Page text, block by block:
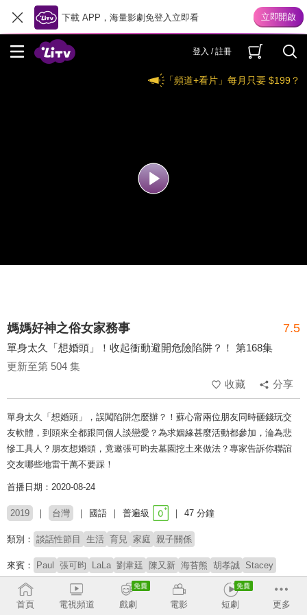
下載 APP，海量影劇免登入立即看
登入 / 註冊
「頻道+看片」每月只要 $199？
媽媽好神之俗女家務事 7.5
單身太久「想婚頭」！收起衝動避開危險陷阱？！ 第168集
更新至第 504 集
收藏
分享
單身太久「想婚頭」，誤闖陷阱怎麼辦？！蘇心甯兩位朋友同時砸錢玩交
友軟體，到頭來全都跟同個人談戀愛？為求姻緣甚麼活動都參加，淪為悲
慘工具人？朋友想婚頭，竟邀張可昀去墓園挖土來做法？專家告訴你聯誼
交友哪些地雷千萬不要踩！
首播日期：2020-08-24
2019 台灣 國語 普遍級 47 分鐘
類別： 談話性節目 生活 育兒 家庭 親子關係
來賓： Paul 張可昀 LaLa 劉韋廷 陳又新 海苔熊 胡孝誠 Stacey
主持：
季芹
首頁
電視頻道 戲劇 電影 短劇 更多